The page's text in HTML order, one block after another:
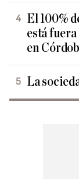
El 100%
está
en
La